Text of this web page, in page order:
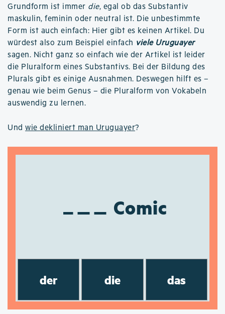
Grundform ist immer die, egal ob das Substantiv
maskulin, feminin oder neutral ist. Die unbestimmte
Form ist auch einfach: Hier gibt es keinen Artikel. Du
würdest also zum Beispiel einfach viele Uruguayer
sagen. Nicht ganz so einfach wie der Artikel ist leider
die Pluralform eines Substantivs. Bei der Bildung des
Plurals gibt es einige Ausnahmen. Deswegen hilft es –
genau wie beim Genus – die Pluralform von Vokabeln
auswendig zu lernen.
Und wie dekliniert man Uruguayer?
Comic
der die das